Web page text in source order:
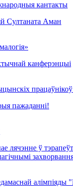
кантакты
Султаната Аман
канферэнцыі
пажаданні!
лячэнне ў
алімпіяды